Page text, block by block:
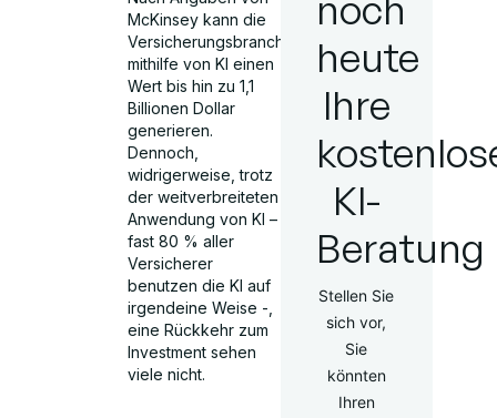
McKinsey kann die
Versicherungsbranche
mithilfe von KI einen
Wert bis hin zu 1,1
Billionen Dollar
generieren.
Dennoch,
widrigerweise, trotz
der weitverbreiteten
Anwendung von KI –
fast 80 % aller
Versicherer
benutzen die KI auf
irgendeine Weise -,
eine Rückkehr zum
Investment sehen
viele nicht.
heute
Ihre
KI-
Beratung
Stellen Sie
sich vor,
Sie
könnten
Ihren